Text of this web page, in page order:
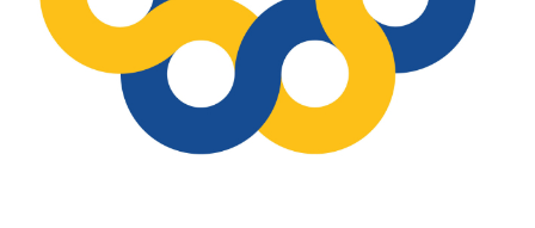
Vereniging